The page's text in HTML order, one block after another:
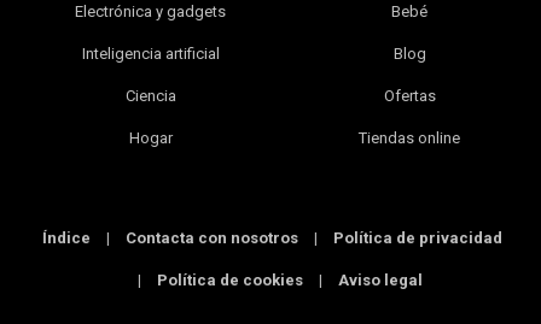
Electrónica y gadgets
Inteligencia artificial
Ciencia
Hogar
Bebé
Blog
Ofertas
Tiendas online
Índice | Contacta con nosotros | Política de privacidad
| Política de cookies | Aviso legal